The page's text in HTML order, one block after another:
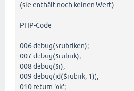
(sie enthält noch keinen Wert).
PHP-Code
006 debug($rubriken);
007 debug($rubrik);
008 debug($i);
009 debug(id($rubrik, 1));
010 return 'ok';